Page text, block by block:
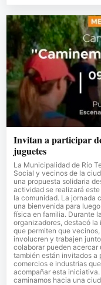
Invitan a participar
juguetes
La Municipalidad de Río
Social y vecinos de la
una propuesta solidaria
actividad se realizará
la comunidad. La jornada
una bienvenida para
física en familia. Durante
organizadores, destacó
que permiten que
involucren y trabajen
colaborar pueden acercar
también están invitados a
comercios e industrias
acompañar esta
caminamos hacia una